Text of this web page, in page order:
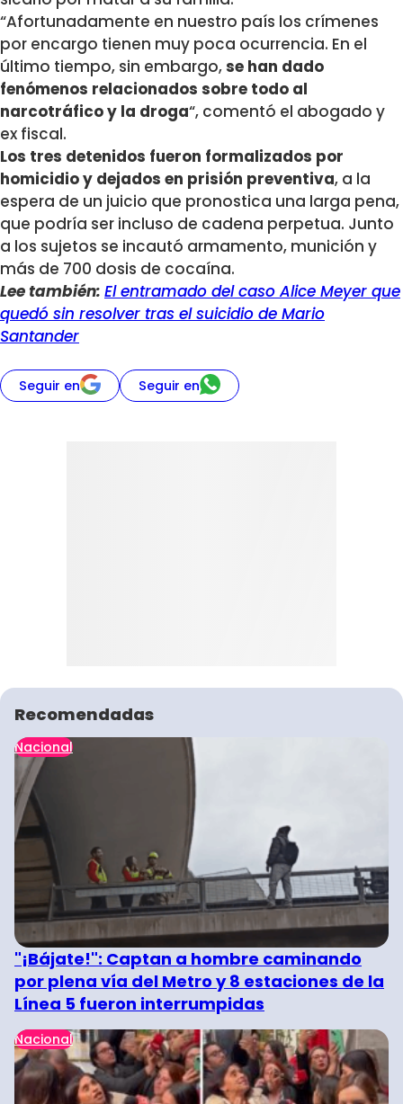
“Afortunadamente en nuestro país los crímenes
por encargo tienen muy poca ocurrencia. En el
último tiempo, sin embargo,se han dado
fenómenos relacionados sobre todo al
narcotráfico y la droga“, comentó el abogado y
ex fiscal.
Los tres detenidos fueron formalizados por
homicidio y dejados en prisión preventiva, a la
espera de un juicio que pronostica una larga pena,
que podría ser incluso de cadena perpetua. Junto
a los sujetos se incautó armamento, munición y
más de 700 dosis de cocaína.
Lee también: El entramado del caso Alice Meyer que
quedó sin resolver tras el suicidio de Mario
Santander
Seguir en Seguir en
Recomendadas
Nacional
"¡Bájate!": Captan a hombre caminando
por plena vía del Metro y 8 estaciones de la
Línea 5 fueron interrumpidas
Nacional